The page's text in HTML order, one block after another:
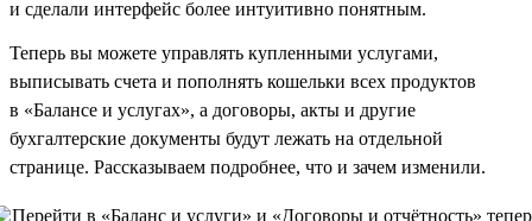
и сделали интерфейс более интуитивно понятным.
Теперь вы можете управлять купленными услугами,
выписывать счета и пополнять кошельки всех продуктов
в «Балансе и услугах», а договоры, акты и другие
бухгалтерские документы будут лежать на отдельной
странице. Рассказываем подробнее, что и зачем изменили.